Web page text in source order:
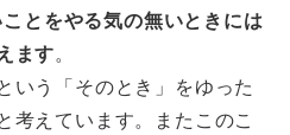
とをやる気の無いときには
ます。
いう「そのとき」をゆった
考えています。またこのこ